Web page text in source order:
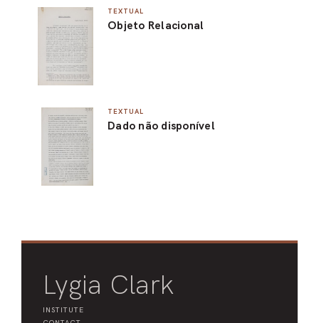
TEXTUAL
Objeto Relacional
TEXTUAL
Dado não disponível
Lygia Clark
INSTITUTE